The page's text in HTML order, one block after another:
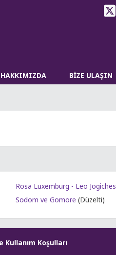
HAKKIMIZDA BİZE ULAŞIN
Rosa Luxemburg - Leo Jogiches
Sodom ve Gomore (Düzelti)
Kullanım Koşulları